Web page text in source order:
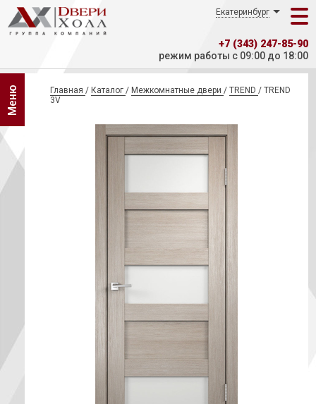
Екатеринбург
+7 (343) 247-85-90
режим работы с 09:00 до 18:00
Меню Главная / Каталог / Межкомнатные двери / TREND / TREND
3V